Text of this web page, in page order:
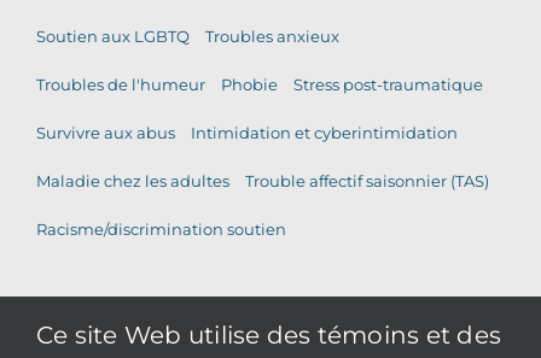
Soutien aux LGBTQ Troubles anxieux
Troubles de l'humeur Phobie Stress post-traumatique
Survivre aux abus Intimidation et cyberintimidation
Maladie chez les adultes Trouble affectif saisonnier (TAS)
Racisme/discrimination soutien
Phoenix | Tous droits réservés |Politique de
Ce site Web utilise des témoins et des